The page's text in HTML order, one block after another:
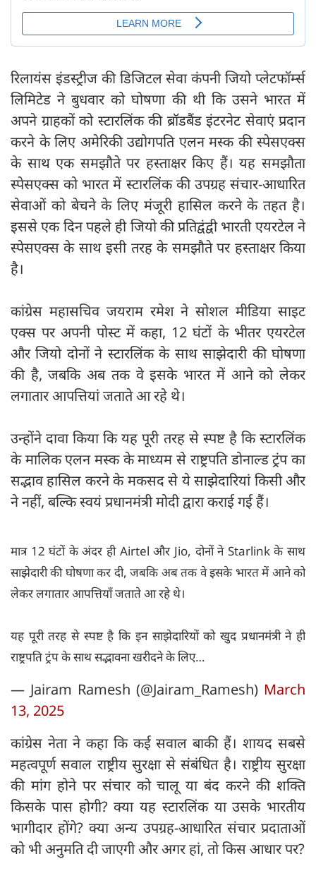
रिलायंस इंडस्ट्रीज की डिजिटल सेवा कंपनी जियो प्लेटफॉर्म्स
लिमिटेड ने बुधवार को घोषणा की थी कि उसने भारत में
अपने ग्राहकों को स्टारलिंक की ब्रॉडबैंड इंटरनेट सेवाएं प्रदान
करने के लिए अमेरिकी उद्योगपति एलन मस्क की स्पेसएक्स
के साथ एक समझौते पर हस्ताक्षर किए हैं। यह समझौता
स्पेसएक्स को भारत में स्टारलिंक की उपग्रह संचार-आधारित
सेवाओं को बेचने के लिए मंजूरी हासिल करने के तहत है।
इससे एक दिन पहले ही जियो की प्रतिद्वंद्वी भारती एयरटेल ने
स्पेसएक्स के साथ इसी तरह के समझौते पर हस्ताक्षर किया
है।
कांग्रेस महासचिव जयराम रमेश ने सोशल मीडिया साइट
एक्स पर अपनी पोस्ट में कहा, 12 घंटों के भीतर एयरटेल
और जियो दोनों ने स्टारलिंक के साथ साझेदारी की घोषणा
की है, जबकि अब तक वे इसके भारत में आने को लेकर
लगातार आपत्तियां जताते आ रहे थे।
उन्होंने दावा किया कि यह पूरी तरह से स्पष्ट है कि स्टारलिंक
के मालिक एलन मस्क के माध्यम से राष्ट्रपति डोनाल्ड ट्रंप का
सद्भाव हासिल करने के मकसद से ये साझेदारियां किसी और
ने नहीं, बल्कि स्वयं प्रधानमंत्री मोदी द्वारा कराई गई हैं।
मात्र 12 घंटों के अंदर ही Airtel और Jio, दोनों ने Starlink के साथ
साझेदारी की घोषणा कर दी, जबकि अब तक वे इसके भारत में आने को
लेकर लगातार आपत्तियाँ जताते आ रहे थे।
यह पूरी तरह से स्पष्ट है कि इन साझेदारियों को खुद प्रधानमंत्री ने ही
राष्ट्रपति ट्रंप के साथ सद्भावना खरीदने के लिए…
— Jairam Ramesh (@Jairam_Ramesh) March
13, 2025
कांग्रेस नेता ने कहा कि कई सवाल बाकी हैं। शायद सबसे
महत्वपूर्ण सवाल राष्ट्रीय सुरक्षा से संबंधित है। राष्ट्रीय सुरक्षा
की मांग होने पर संचार को चालू या बंद करने की शक्ति
किसके पास होगी? क्या यह स्टारलिंक या उसके भारतीय
भागीदार होंगे? क्या अन्य उपग्रह-आधारित संचार प्रदाताओं
को भी अनुमति दी जाएगी और अगर हां, तो किस आधार पर?